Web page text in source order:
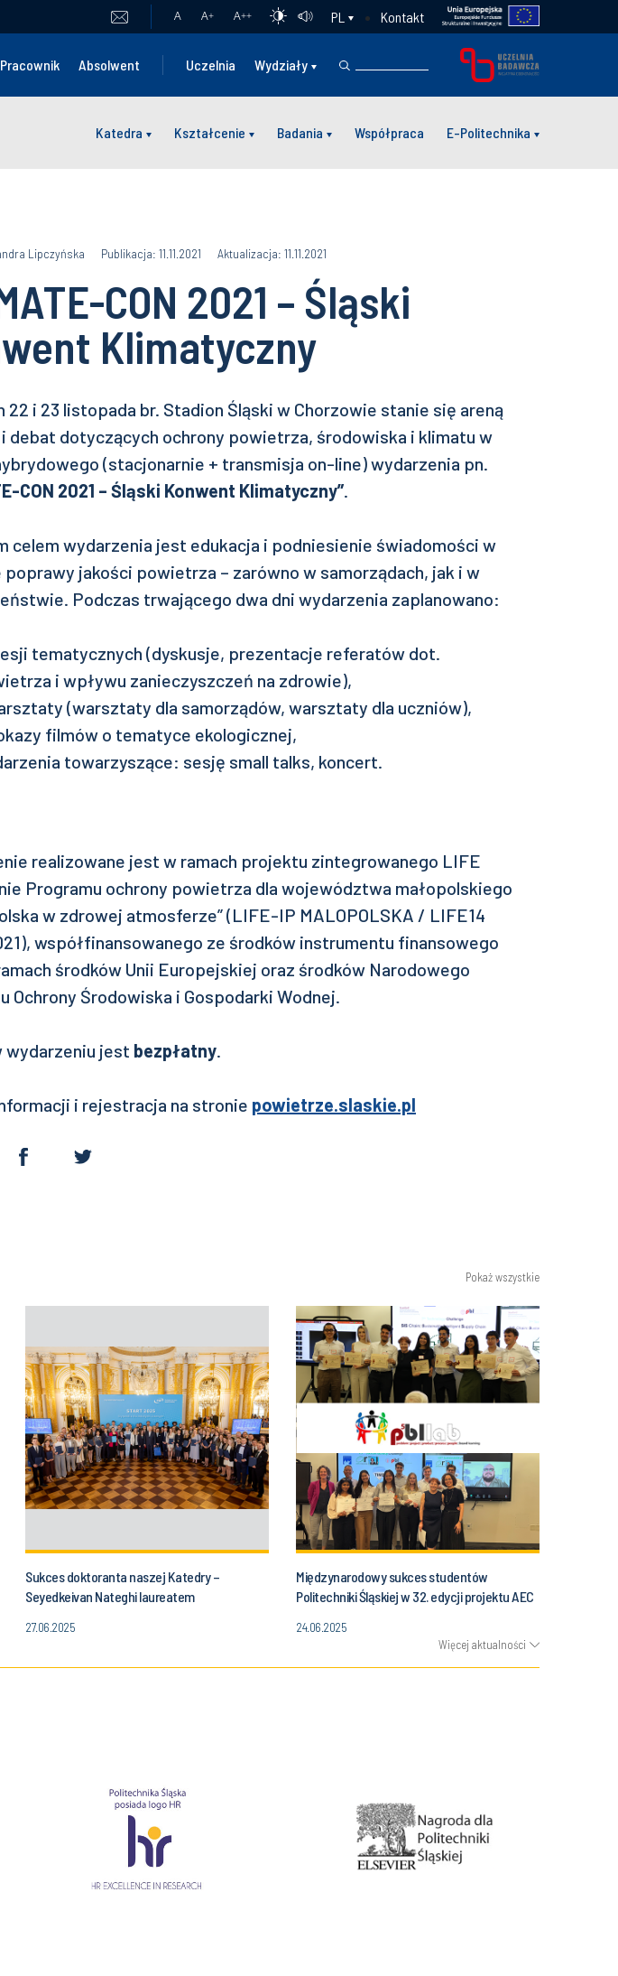
A A+ A++ PL Kontakt
Pracownik Absolwent Uczelnia Wydziały
Katedra Kształcenie Badania Współpraca E-Politechnika
Lipczyńska Publikacja: 11.11.2021 Aktualizacja: 11.11.2021
CON 2021 – Śląski
Klimatyczny
22 i 23 listopada br. Stadion Śląski w Chorzowie stanie się areną
debat dotyczących ochrony powietrza, środowiska i klimatu w
(stacjonarnie + transmisja on-line) wydarzenia pn.
CON 2021 – Śląski Konwent Klimatyczny”.
celem wydarzenia jest edukacja i podniesienie świadomości w
poprawy jakości powietrza – zarówno w samorządach, jak i w
Podczas trwającego dwa dni wydarzenia zaplanowano:
tematycznych (dyskusje, prezentacje referatów dot.
i wpływu zanieczyszczeń na zdrowie),
(warsztaty dla samorządów, warsztaty dla uczniów),
filmów o tematyce ekologicznej,
towarzyszące: sesję small talks, koncert.
realizowane jest w ramach projektu zintegrowanego LIFE
Programu ochrony powietrza dla województwa małopolskiego
w zdrowej atmosferze” (LIFE-IP MALOPOLSKA / LIFE14
współfinansowanego ze środków instrumentu finansowego
środków Unii Europejskiej oraz środków Narodowego
Ochrony Środowiska i Gospodarki Wodnej.
wydarzeniu jest bezpłatny.
i rejestracja na stronie powietrze.slaskie.pl
Pokaż wszystkie
Sukces doktoranta naszej Katedry –
Seyedkeivan Nateghi laureatem
27.06.2025
Międzynarodowy sukces studentów
Politechniki Śląskiej w 32. edycji projektu AEC
24.06.2025
Więcej aktualności